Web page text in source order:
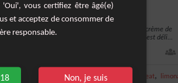
White Spider
&nbsp;Un cocktail à base de vodka, crème de
menthe, sirop d'orgeat et limonade est déli...
menthe fraîche, vodka sirop d'orgeat,
'Oui', vous certifiez être âgé(e)
et acceptez de consommer de
responsable.
Non, je suis